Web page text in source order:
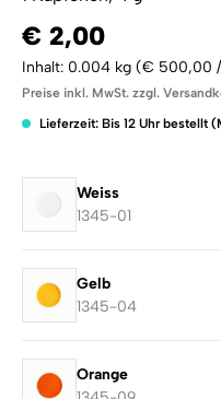
€ 2,00
Inhalt: 0.004 kg (€ 500,00 /
Preise inkl. MwSt. zzgl.
Lieferzeit: Bis 12 Uhr bestellt
Weiss
1345-01
Gelb
1345-04
Orange